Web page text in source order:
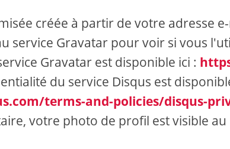
créée à partir de votre adresse
service Gravatar pour voir si vous
Gravatar est disponible ici :
du service Disqus est
terms-and-policies/disqus-
votre photo de profil est visible